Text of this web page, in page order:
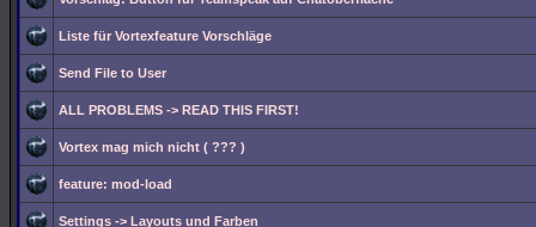
Liste für Vortexfeature Vorschläge
Send File to User
ALL PROBLEMS -> READ THIS FIRST!
Vortex mag mich nicht ( ??? )
feature: mod-load
Settings -> Layouts und Farben